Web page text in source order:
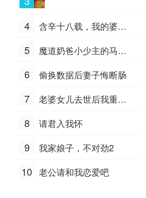
4
含辛十八载，我的婆家
5
魔道奶爸小少主的马甲
6 偷换数据后妻子悔断肠
7
老婆女儿去世后我重生
8 请君入我怀
9 我家娘子，不对劲2
10 老公请和我恋爱吧